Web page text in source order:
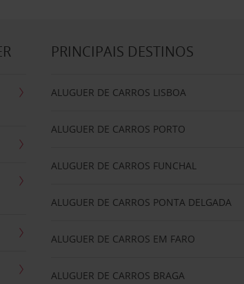
PRINCIPAIS DESTINOS
ALUGUER DE CARROS LISBOA
ALUGUER DE CARROS PORTO
ALUGUER DE CARROS FUNCHAL
ALUGUER DE CARROS PONTA DELGADA
ALUGUER DE CARROS EM FARO
ALUGUER DE CARROS BRAGA